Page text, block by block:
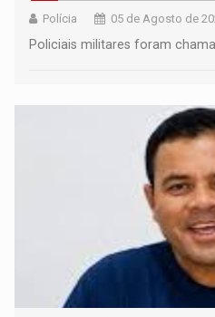
Polícia 05 de Agosto de
Policiais militares foram